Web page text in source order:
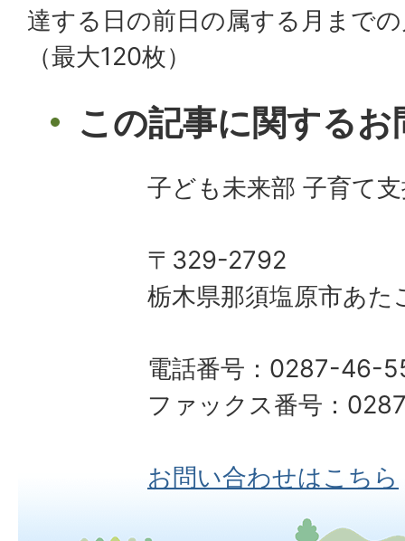
達する日の前日の属する月まで
（最大120枚）
この記事に関する
子ども未来部 子育て
〒329-2792
栃木県那須塩原市あた
電話番号：0287-46-
ファックス番号：
お問い合わせはこちら